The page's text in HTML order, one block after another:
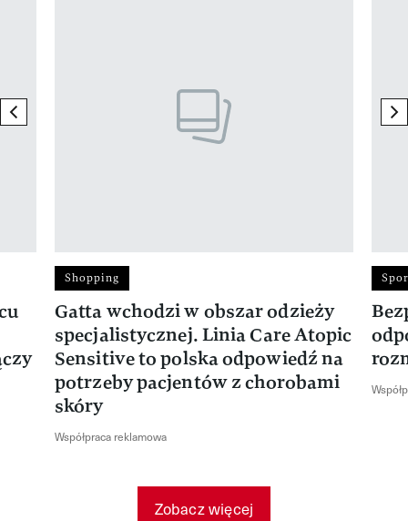
previous element
Shopping
Gatta wchodzi w obszar odzieży
specjalistycznej. Linia Care Atopic
Sensitive to polska odpowiedź na
potrzeby pacjentów z chorobami
skóry
Współpraca reklamowa
Zobacz więcej